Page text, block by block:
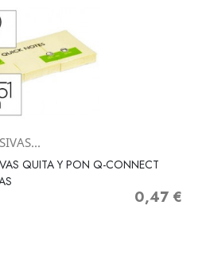
QUITA Y PON Q-CONNECT
Precio
0,47 €